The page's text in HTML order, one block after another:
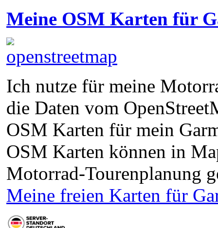
Meine OSM Karten für
Ich nutze für meine
die Daten vom
OSM Karten für mein
OSM Karten können in
Motorrad-Tourenplanung
Meine freien Karten für